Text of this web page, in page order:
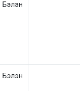
Бэлэн
Бэлэн